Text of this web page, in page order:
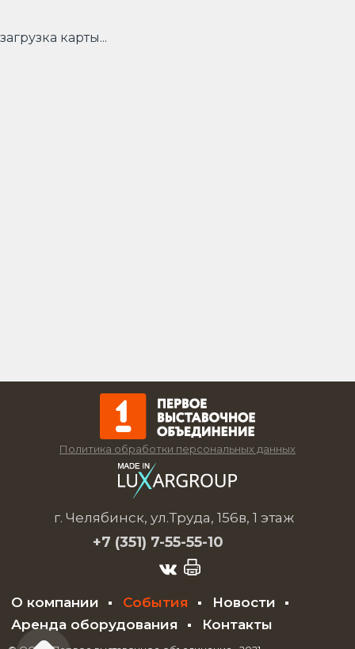
загрузка карты...
Политика обработки персональных данных
г. Челябинск, ул.Труда, 156в, 1 этаж
+7 (351) 7-55-55-10
О компании События
Новости
Аренда оборудования
Контакты